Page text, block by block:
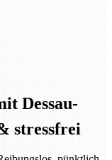
Dessau-
stressfrei